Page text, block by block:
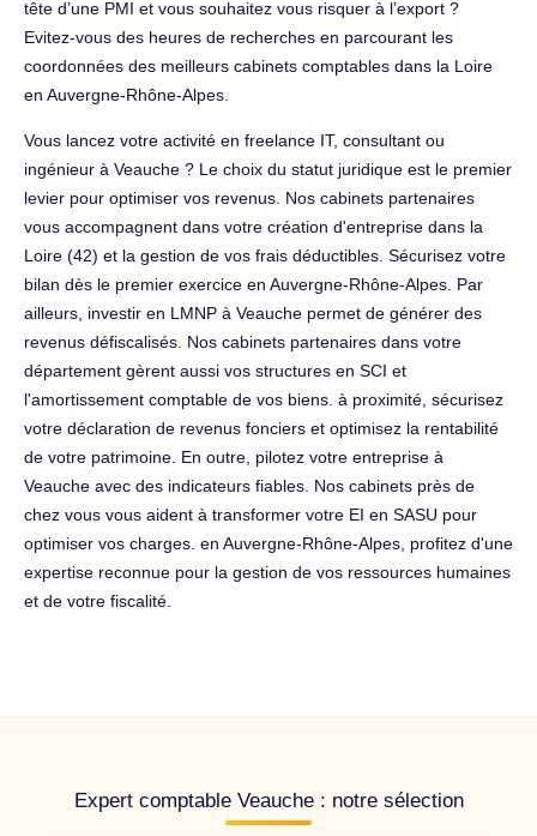
tête d’une PMI et vous souhaitez vous risquer à l’export ?
Evitez-vous des heures de recherches en parcourant les
coordonnées des meilleurs cabinets comptables dans la Loire
en Auvergne-Rhône-Alpes.
Vous lancez votre activité en freelance IT, consultant ou
ingénieur à Veauche ? Le choix du statut juridique est le premier
levier pour optimiser vos revenus. Nos cabinets partenaires
vous accompagnent dans votre création d'entreprise dans la
Loire (42) et la gestion de vos frais déductibles. Sécurisez votre
bilan dès le premier exercice en Auvergne-Rhône-Alpes. Par
ailleurs, investir en LMNP à Veauche permet de générer des
revenus défiscalisés. Nos cabinets partenaires dans votre
département gèrent aussi vos structures en SCI et
l'amortissement comptable de vos biens. à proximité, sécurisez
votre déclaration de revenus fonciers et optimisez la rentabilité
de votre patrimoine. En outre, pilotez votre entreprise à
Veauche avec des indicateurs fiables. Nos cabinets près de
chez vous vous aident à transformer votre EI en SASU pour
optimiser vos charges. en Auvergne-Rhône-Alpes, profitez d'une
expertise reconnue pour la gestion de vos ressources humaines
et de votre fiscalité.
Expert comptable Veauche : notre sélection